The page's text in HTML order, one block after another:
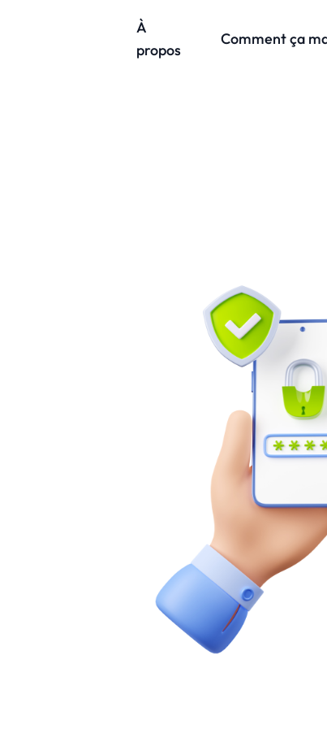
À
propos